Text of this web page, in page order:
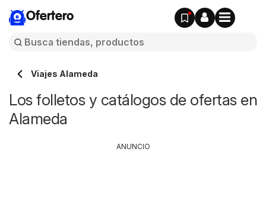
Ofertero
Viajes Alameda
Los folletos y catálogos de ofertas en
Alameda
ANUNCIO